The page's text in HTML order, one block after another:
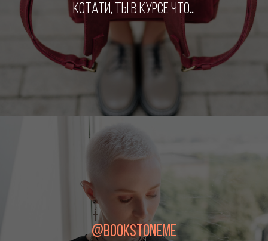
КСТАТИ, ТЫ В КУРСЕ ЧТО...
@BOOKSTONEME